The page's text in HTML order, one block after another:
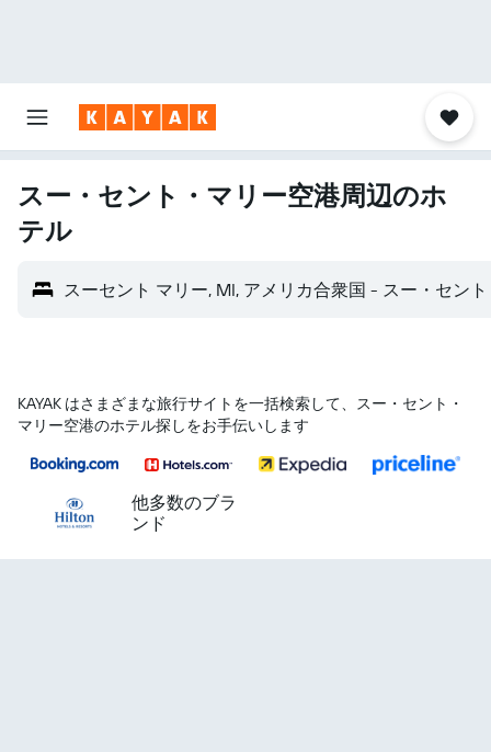
スー・セント・マリー空港​周辺のホ
テル
スーセント マリー, MI, アメリカ合衆国 - スー・セン
KAYAK はさまざまな旅行サイトを一括検索して、スー・セント・
マリー空港のホテル探しをお手伝いします
他多数のブラ
ンド